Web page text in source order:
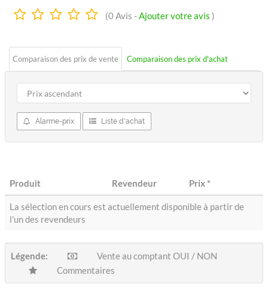
0.0
(0Avis -Ajouter votre avis )
Comparaison des prix de vente Comparaison des prix d'achat
Alarme-prix Liste d'achat
Produit Revendeur Prix*
La sélection en cours est actuellement disponible à partir de
l'un des revendeurs
Légende:
Vente au comptant OUI / NON
Commentaires